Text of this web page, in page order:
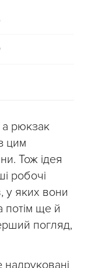
а рюкзак
цим
Тож ідея
робочі
у яких вони
потім ще й
погляд,
надруковані